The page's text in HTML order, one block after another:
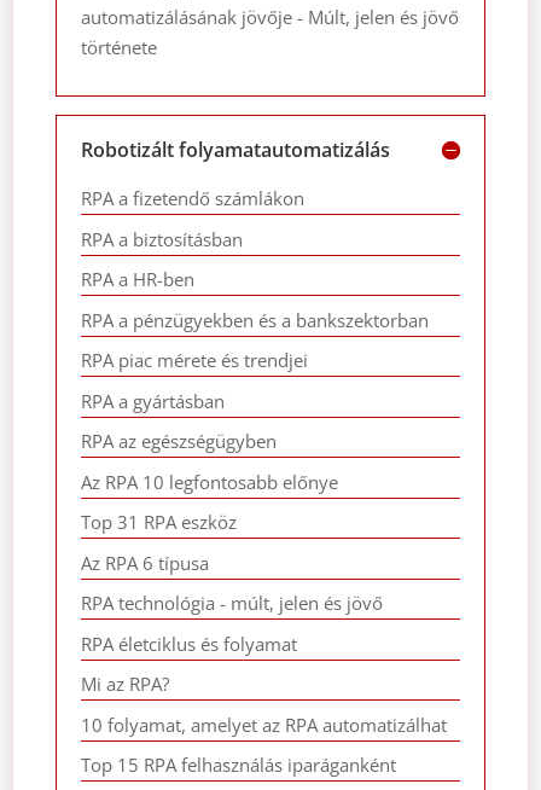
automatizálásának jövője - Múlt, jelen és jövő
története
Robotizált folyamatautomatizálás
RPA a fizetendő számlákon
RPA a biztosításban
RPA a HR-ben
RPA a pénzügyekben és a bankszektorban
RPA piac mérete és trendjei
RPA a gyártásban
RPA az egészségügyben
Az RPA 10 legfontosabb előnye
Top 31 RPA eszköz
Az RPA 6 típusa
RPA technológia - múlt, jelen és jövő
RPA életciklus és folyamat
Mi az RPA?
10 folyamat, amelyet az RPA automatizálhat
Top 15 RPA felhasználás iparáganként